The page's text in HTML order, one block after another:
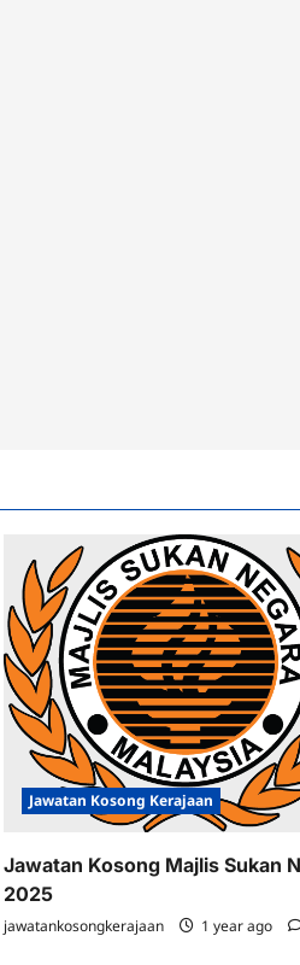
Jawatan Kosong Kerajaan
Jawatan Kosong Majlis Sukan
2025
jawatankosongkerajaan 1 year ago